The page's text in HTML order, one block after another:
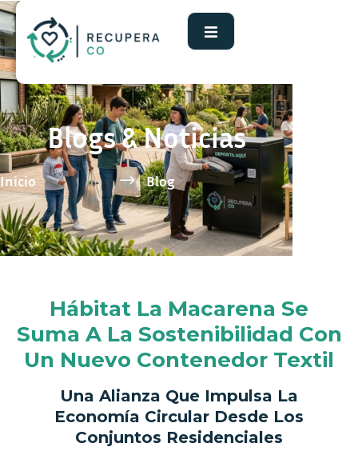
Blogs & Noticias
Inicio Blog
Hábitat La Macarena Se
Suma A La Sostenibilidad Con
Un Nuevo Contenedor Textil
Una Alianza Que Impulsa La
Economía Circular Desde Los
Conjuntos Residenciales